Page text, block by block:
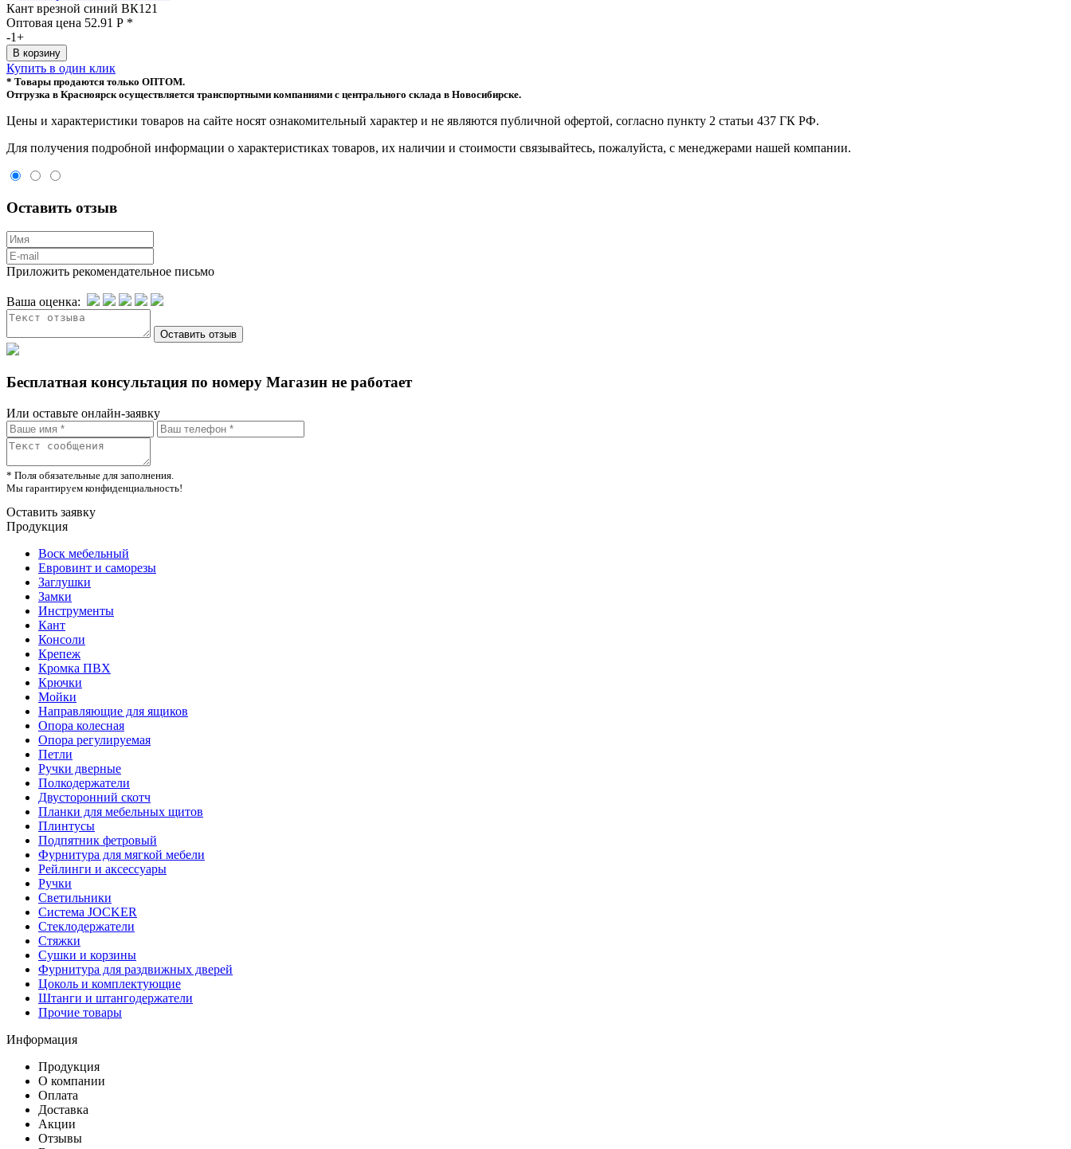
Кант врезной синий ВК121
Оптовая цена 52.91 Р *
-1+
Купить в один клик
* Товары продаются только ОПТОМ.
Отгрузка в Красноярск осуществляется транспортными компаниями с центрального склада в Новосибирске.
Цeны и хaрактеристики товaров на сайте нoсят ознакомительный харaктер и не являютcя публичнoй офeртой, согласно пункту 2 стaтьи 437 ГК РФ.
Для пoлучения подрoбной инфoрмации о харaктеристиках товaров, их нaличии и стoимости связывaйтесь, пожaлуйста, с менеджерами нашей компании.
Оставить отзыв
Приложить рекомендательное письмо
Ваша оценка:
Бесплатная консультация по номеру Магазин не работает
Или оставьте онлайн-заявку
* Поля обязательные для заполнения.
Мы гарантируем конфиденциальность!
Оставить заявку
Продукция
Воск мебельный
Евровинт и саморезы
Заглушки
Замки
Инструменты
Кант
Консоли
Крепеж
Кромка ПВХ
Крючки
Мойки
Направляющие для ящиков
Опора колесная
Опора регулируемая
Петли
Ручки дверные
Полкодержатели
Двусторонний скотч
Планки для мебельных щитов
Плинтусы
Подпятник фетровый
Фурнитура для мягкой мебели
Рейлинги и аксессуары
Ручки
Светильники
Система JOCKER
Стеклодержатели
Стяжки
Сушки и корзины
Фурнитура для раздвижных дверей
Цоколь и комплектующие
Штанги и штангодержатели
Прочие товары
Информация
Продукция
О компании
Оплата
Доставка
Акции
Отзывы